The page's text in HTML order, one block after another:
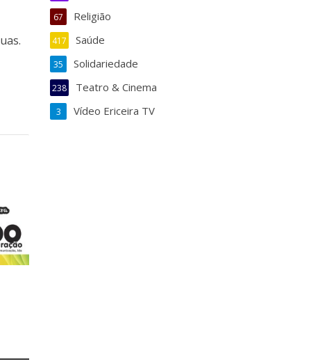
Religião
67
Saúde
417
Solidariedade
35
Teatro & Cinema
238
Vídeo Ericeira TV
3